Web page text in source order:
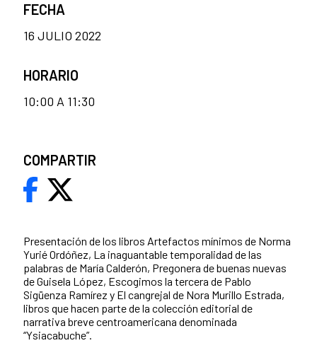
Presentación de los libros Artefactos mínimos de Norma
Yurié Ordóñez, La inaguantable temporalidad de las
palabras de María Calderón, Pregonera de buenas nuevas
de Guisela López, Escogimos la tercera de Pablo
Sigüenza Ramírez y El cangrejal de Nora Murillo Estrada,
libros que hacen parte de la colección editorial de
narrativa breve centroamericana denominada
“Ysiacabuche”.
FECHA
16 JULIO 2022
HORARIO
10:00 A 11:30
COMPARTIR